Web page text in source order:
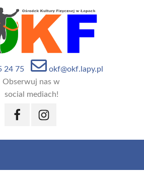
24 75
okf@okf.lapy.pl
Obserwuj nas w
social mediach!
FacebookInstagram